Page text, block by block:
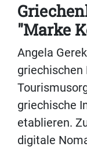
"Marke
Angela
griechischen
griechische
etablieren.
digitale